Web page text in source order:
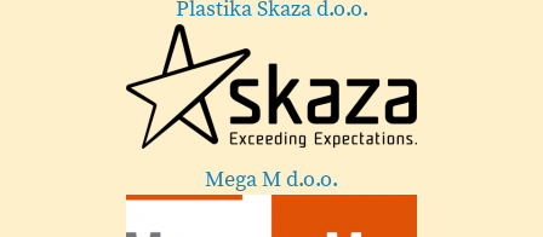
Lekarna Velenje
Esotech